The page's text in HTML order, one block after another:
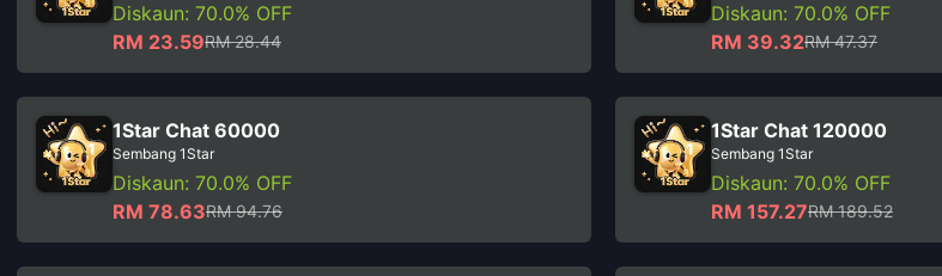
Diskaun: 70.0% OFF
RM 23.59RM 28.44
Diskaun: 70.0% OFF
RM 39.32RM 47.37
1Star Chat 60000
Sembang 1Star
Diskaun: 70.0% OFF
RM 78.63RM 94.76
1Star Chat 120000
Sembang 1Star
Diskaun: 70.0% OFF
RM 157.27RM 189.52